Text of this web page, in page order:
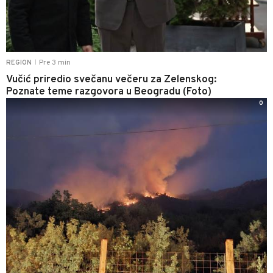
REGION Pre 3 min
Vučić priredio svečanu večeru za Zelenskog:
Poznate teme razgovora u Beogradu (Foto)
0